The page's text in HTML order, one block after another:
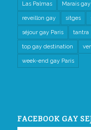
Las Palmas Marais gay
reveillon gay sitges
séjour gay Paris tantra
top gay destination
week-end gay Paris
FACEBOOK GAY